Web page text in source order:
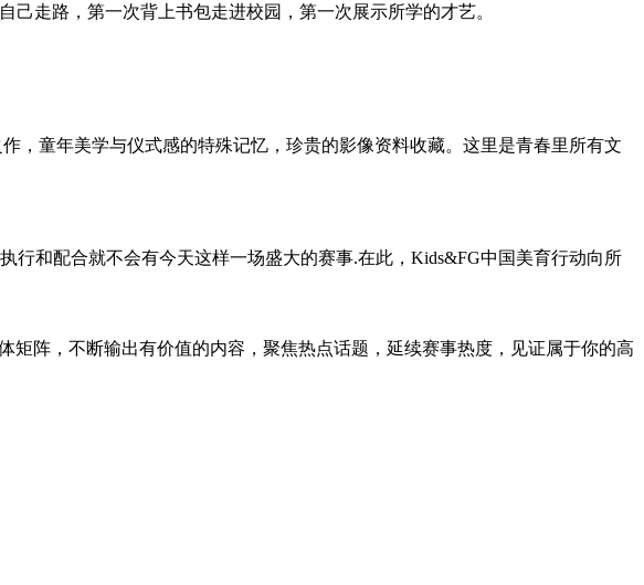
走路，第一次背上书包走进校园，第一次展示所学的才艺。
，童年美学与仪式感的特殊记忆，珍贵的影像资料收藏。这里是青春里所有文
行和配合就不会有今天这样一场盛大的赛事.在此，Kids&FG中国美育行动向所
阵，不断输出有价值的内容，聚焦热点话题，延续赛事热度，见证属于你的高